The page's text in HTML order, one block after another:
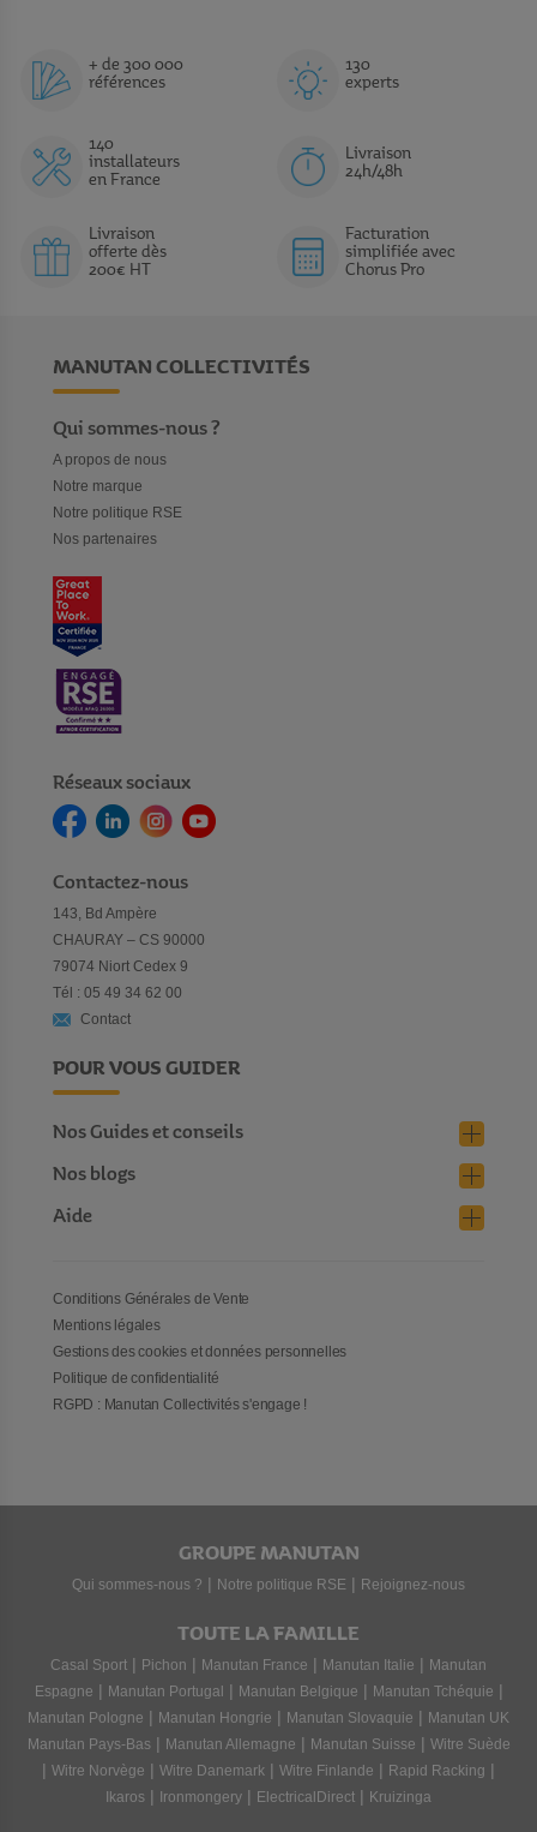
+ de 300 000
références
130
experts
140
installateurs
en France
Livraison
24h/48h
Livraison
offerte dès
200€ HT
Facturation
simplifiée avec
Chorus Pro
MANUTAN COLLECTIVITÉS
Qui sommes-nous ?
A propos de nous
Notre marque
Notre politique RSE
Nos partenaires
Réseaux sociaux
Contactez-nous
143, Bd Ampère
CHAURAY – CS 90000
79074 Niort Cedex 9
Tél : 05 49 34 62 00
Contact
POUR VOUS GUIDER
Nos Guides et conseils
Nos blogs
Aide
Conditions Générales de Vente
Mentions légales
Gestions des cookies et données personnelles
Politique de confidentialité
RGPD : Manutan Collectivités s'engage !
GROUPE MANUTAN
Qui sommes-nous ? | Notre politique RSE | Rejoignez-nous
TOUTE LA FAMILLE
Casal Sport | Pichon | Manutan France | Manutan Italie | Manutan
Espagne | Manutan Portugal | Manutan Belgique | Manutan Tchéquie |
Manutan Pologne | Manutan Hongrie | Manutan Slovaquie | Manutan UK
Manutan Pays-Bas | Manutan Allemagne | Manutan Suisse | Witre Suède
| Witre Norvège | Witre Danemark | Witre Finlande | Rapid Racking |
Ikaros | Ironmongery | ElectricalDirect | Kruizinga